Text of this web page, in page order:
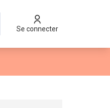
Se connecter